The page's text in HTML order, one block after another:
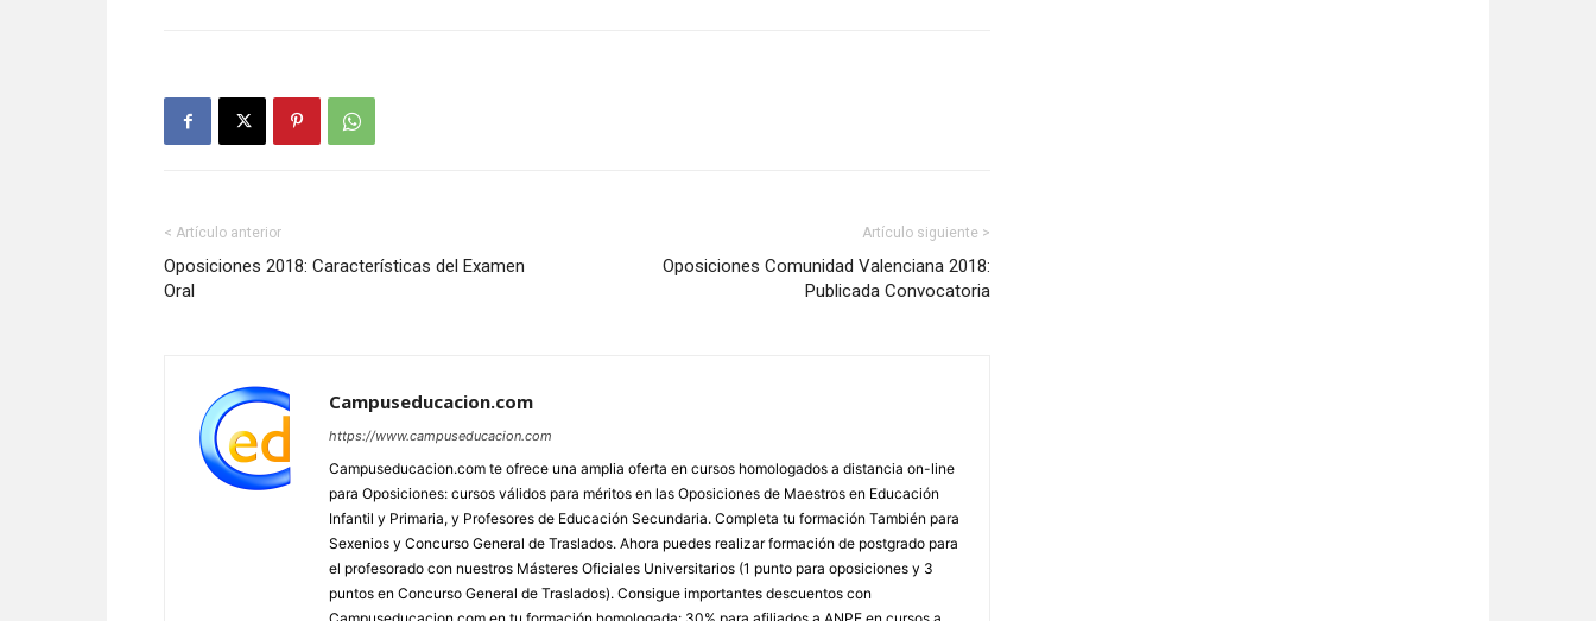
< Artículo anterior
Oposiciones 2018: Características del Examen
Oral
Artículo siguiente >
Oposiciones Comunidad Valenciana 2018:
Publicada Convocatoria
Campuseducacion.com
https://www.campuseducacion.com
Campuseducacion.com te ofrece una amplia oferta en cursos homologados a distancia on-line
para Oposiciones: cursos válidos para méritos en las Oposiciones de Maestros en Educación
Infantil y Primaria, y Profesores de Educación Secundaria. Completa tu formación También para
Sexenios y Concurso General de Traslados. Ahora puedes realizar formación de postgrado para
el profesorado con nuestros Másteres Oficiales Universitarios (1 punto para oposiciones y 3
puntos en Concurso General de Traslados). Consigue importantes descuentos con